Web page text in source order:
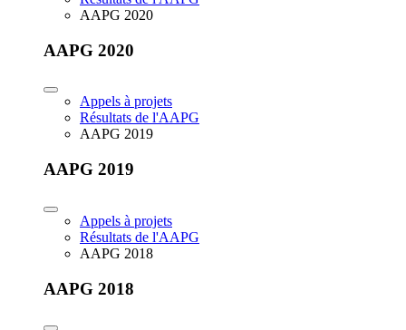
AAPG 2020
AAPG 2020
Appels à projets
Résultats de l'AAPG
AAPG 2019
AAPG 2019
Appels à projets
Résultats de l'AAPG
AAPG 2018
AAPG 2018